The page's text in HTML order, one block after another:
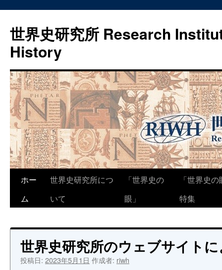
世界史研究所 Research
History
ホー
ム
世界史研究所につ
いて
「世界史の
眼」
「世界史
特集
世界史研究所のウェブサイト
投稿日: 2023年5月1日 作成者: riwh